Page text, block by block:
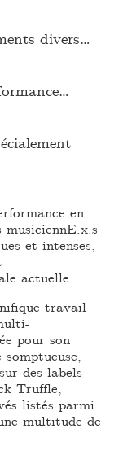
divers…
en
et intenses,
actuelle.
travail
pour son
des labels-
Truffle,
listés parmi
multitude de